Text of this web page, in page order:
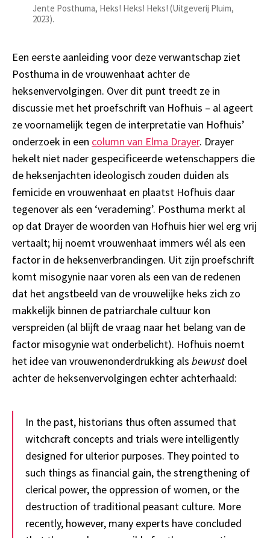
Jente Posthuma, Heks! Heks! Heks! (Uitgeverij Pluim,
2023).
Een eerste aanleiding voor deze verwantschap ziet
Posthuma in de vrouwenhaat achter de
heksenvervolgingen. Over dit punt treedt ze in
discussie met het proefschrift van Hofhuis – al ageert
ze voornamelijk tegen de interpretatie van Hofhuis’
onderzoek in een column van Elma Drayer. Drayer
hekelt niet nader gespecificeerde wetenschappers die
de heksenjachten ideologisch zouden duiden als
femicide en vrouwenhaat en plaatst Hofhuis daar
tegenover als een ‘verademing’. Posthuma merkt al
op dat Drayer de woorden van Hofhuis hier wel erg vrij
vertaalt; hij noemt vrouwenhaat immers wél als een
factor in de heksenverbrandingen. Uit zijn proefschrift
komt misogynie naar voren als een van de redenen
dat het angstbeeld van de vrouwelijke heks zich zo
makkelijk binnen de patriarchale cultuur kon
verspreiden (al blijft de vraag naar het belang van de
factor misogynie wat onderbelicht). Hofhuis noemt
het idee van vrouwenonderdrukking als bewust doel
achter de heksenvervolgingen echter achterhaald:
In the past, historians thus often assumed that
witchcraft concepts and trials were intelligently
designed for ulterior purposes. They pointed to
such things as financial gain, the strengthening of
clerical power, the oppression of women, or the
destruction of traditional peasant culture. More
recently, however, many experts have concluded